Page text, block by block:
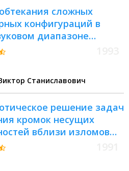
сложных
конфигураций в
диапазоне
: Автореф. дис. на
Станиславович
решение задач
кромок несущих
вблизи изломов
режимах :